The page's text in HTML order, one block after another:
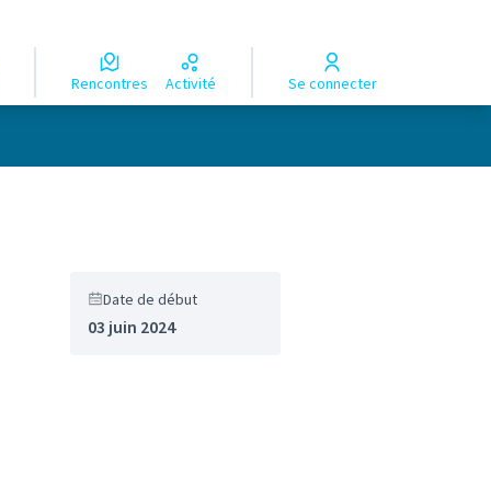
Rencontres Activité Se connecter
Date de début
03 juin 2024